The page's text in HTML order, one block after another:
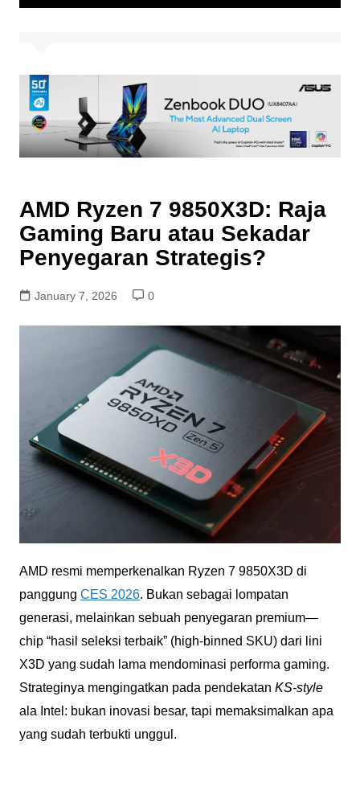
AMD Ryzen 7 9850X3D: Raja
Gaming Baru atau Sekadar
Penyegaran Strategis?
January 7, 2026 0
AMD resmi memperkenalkan Ryzen 7 9850X3D di
panggung CES 2026. Bukan sebagai lompatan
generasi, melainkan sebuah penyegaran premium—
chip “hasil seleksi terbaik” (high-binned SKU) dari lini
X3D yang sudah lama mendominasi performa gaming.
Strateginya mengingatkan pada pendekatan KS-style
ala Intel: bukan inovasi besar, tapi memaksimalkan apa
yang sudah terbukti unggul.